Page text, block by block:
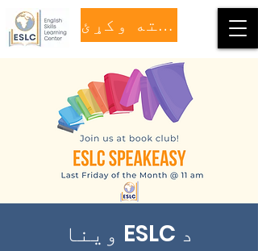
مرسته وکړئ
د ESLC وینا